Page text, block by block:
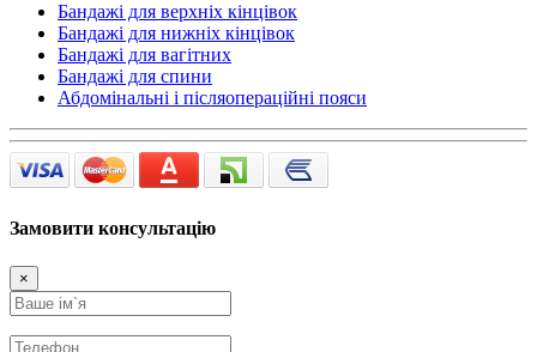
Бандажі для верхніх кінцівок
Бандажі для нижніх кінцівок
Бандажі для вагітних
Бандажі для спини
Абдомінальні і післяопераційні пояси
Замовити консультацію
×